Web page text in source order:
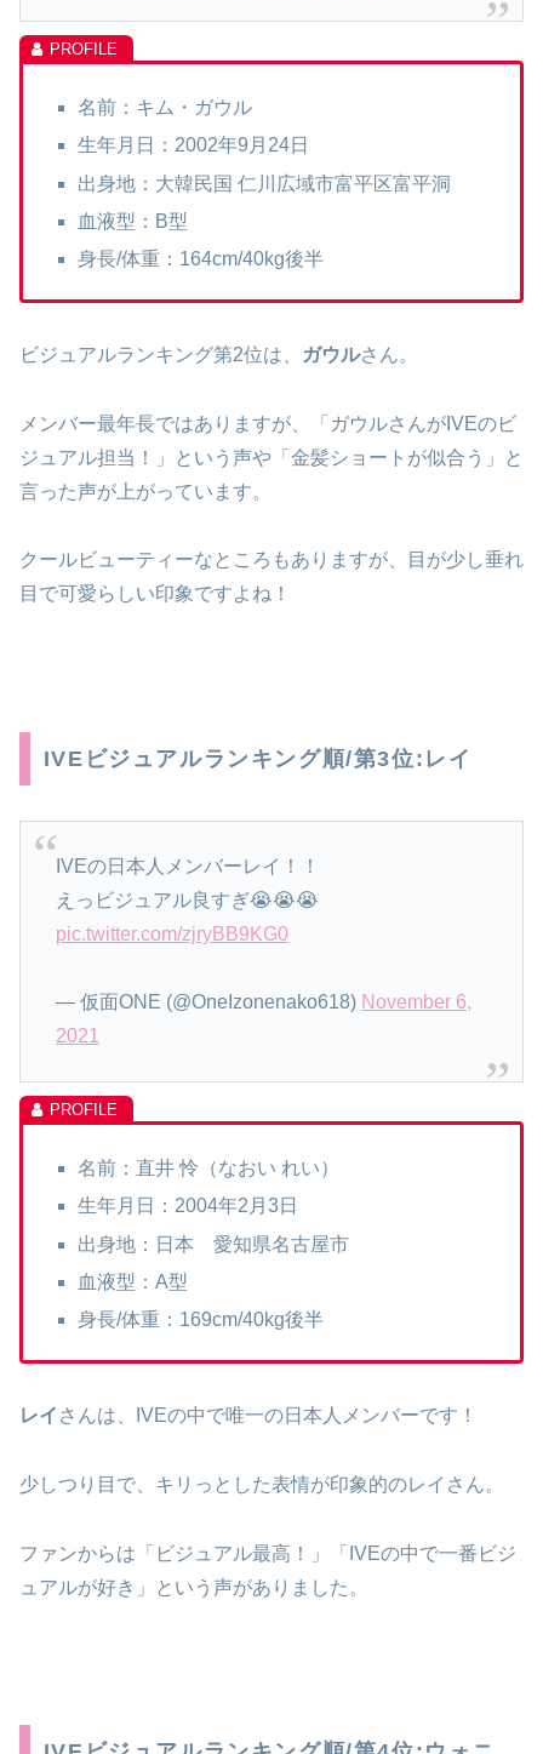
名前：キム・ガウル
生年月日：2002年9月24日
出身地：大韓民国 仁川広域市富平区富平洞
血液型：B型
身長/体重：164cm/40kg後半
ビジュアルランキング第2位は、 ガウルさん。
メンバー最年長ではありますが、「ガウルさんがIVEのビ
ジュアル担当！」という声や「金髪ショートが似合う」と
言った声が上がっています。
クールビューティーなところもありますが、目が少し垂れ
目で可愛らしい印象ですよね！
IVEビジュアルランキング順/第3位:レイ
IVEの日本人メンバーレイ！！
えっビジュアル良すぎ😭😭😭
pic.twitter.com/zjryBB9KG0
— 仮面ONE (@OneIzonenako618) November 6,
2021
名前：直井 怜（なおい れい）
生年月日：2004年2月3日
出身地：日本 愛知県名古屋市
血液型：A型
身長/体重：169cm/40kg後半
レイ さんは、IVEの中で唯一の日本人メンバーです！
少しつり目で、キリっとした表情が印象的のレイさん。
ファンからは「ビジュアル最高！」「IVEの中で一番ビジ
ュアルが好き」という声がありました。